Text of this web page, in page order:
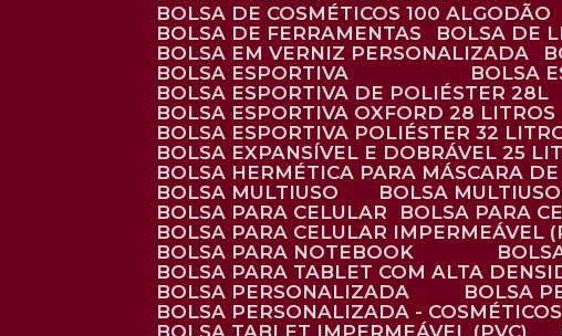
BOLSA DE COSMÉTICOS 100 ALGODÃO
BOLSA DE FERRAMENTAS
BOLSA DE
BOLSA EM VERNIZ PERSONALIZADA
BOLSA ESPORTIVA
BOLSA
BOLSA ESPORTIVA DE POLIÉSTER 28L
BOLSA ESPORTIVA OXFORD 28 LITROS
BOLSA ESPORTIVA POLIÉSTER 32
BOLSA EXPANSÍVEL E DOBRÁVEL 25
BOLSA HERMÉTICA PARA MÁSCARA
BOLSA MULTIUSO
BOLSA
BOLSA PARA CELULAR
BOLSA PARA
BOLSA PARA CELULAR IMPERMEÁVEL
BOLSA PARA NOTEBOOK
BOLSA PARA TABLET COM ALTA
BOLSA PERSONALIZADA
BOLSA
BOLSA PERSONALIZADA - COSMÉTICOS
BOLSA TABLET IMPERMEÁVEL (PVC)